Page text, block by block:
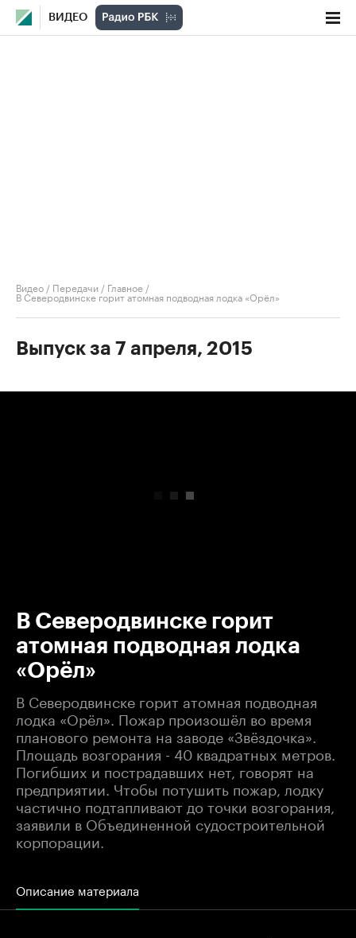
ВИДЕО
Видео / Передачи / Главное /
В Северодвинске горит атомная подводная лодка «Орёл»
Выпуск за 7 апреля, 2015
В Северодвинске горит
атомная подводная лодка
«Орёл»
В Северодвинске горит атомная подводная
лодка «Орёл». Пожар произошёл во время
планового ремонта на заводе «Звёздочка».
Площадь возгорания - 40 квадратных метров.
Погибших и пострадавших нет, говорят на
предприятии. Чтобы потушить пожар, лодку
частично подтапливают до точки возгорания,
заявили в Объединенной судостроительной
корпорации.
Описание материала